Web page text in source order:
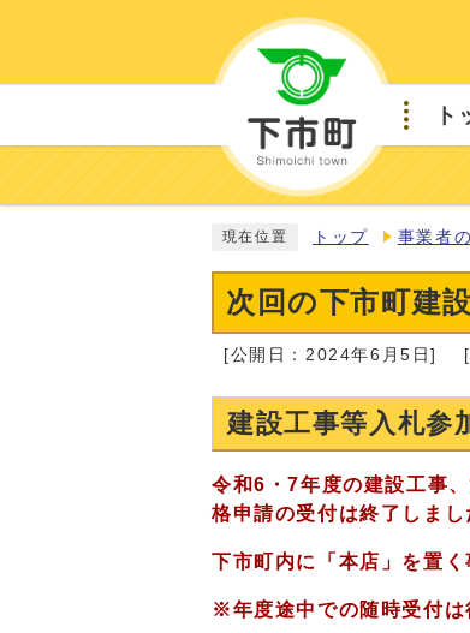
ト
現在位置 トップ 事業者
次回の下市町建
[公開日：2024年6月5日]
建設工事等入札参
令和6 ・7年度の建設工事
格申請の受付は終了しまし
下市町内に「本店」を置
※年度途中での随時受付は